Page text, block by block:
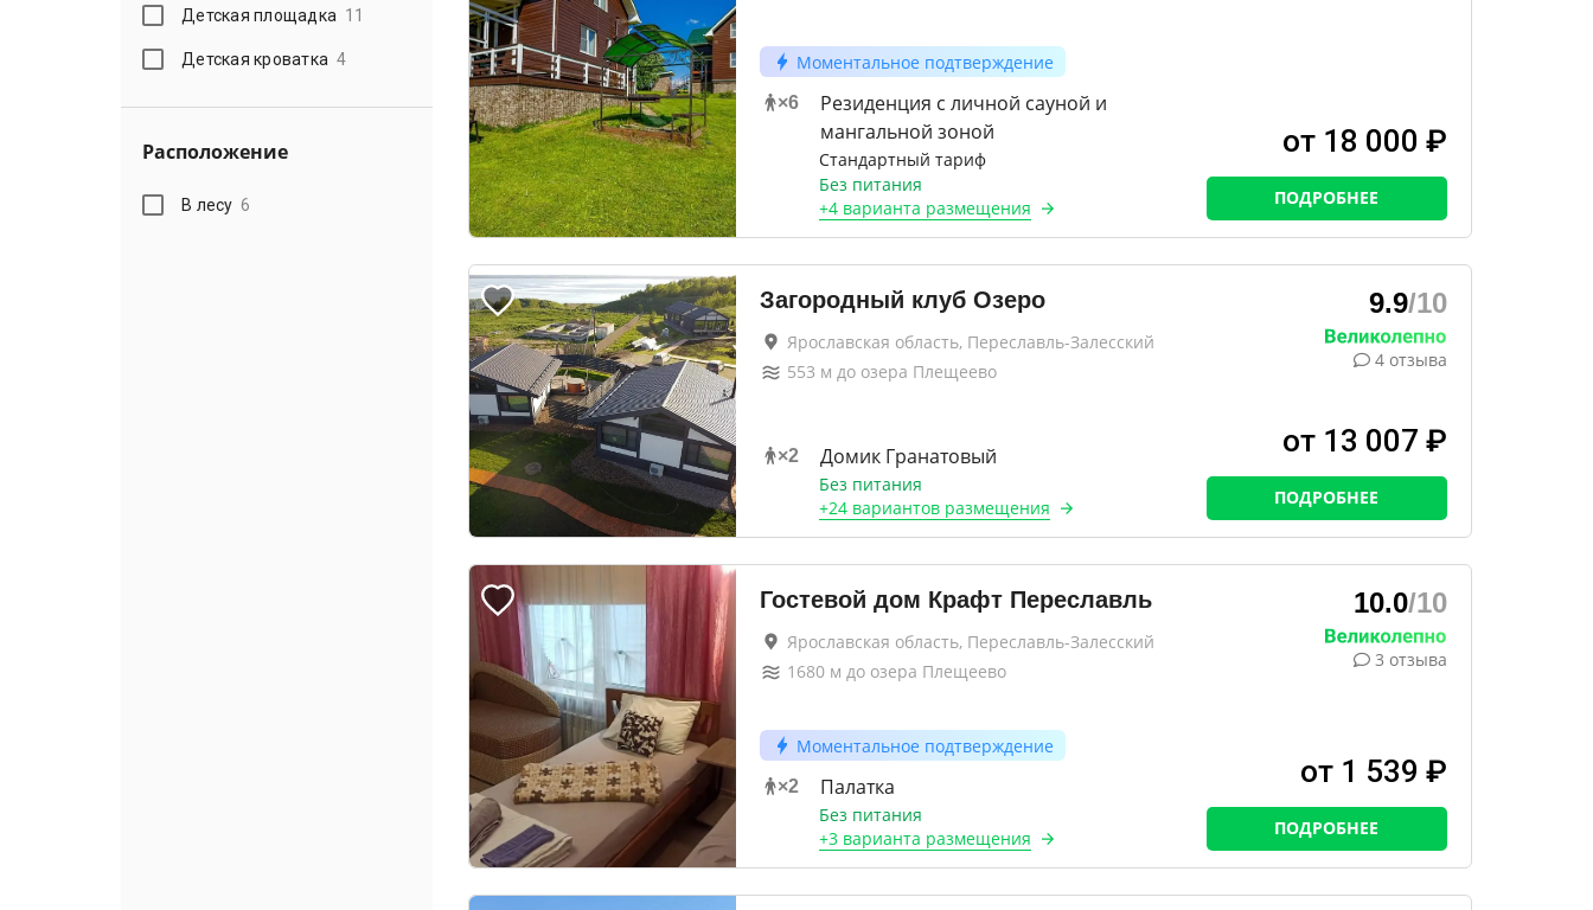
Детская площадка 11
Детская кроватка 4
Расположение
В лесу 6
Моментальное подтверждение
×6
Резиденция с личной сауной и
мангальной зоной
Стандартный тариф
Без питания
+4 варианта размещения
от 18 000 ₽
ПОДРОБНЕЕ
Загородный клуб Озеро
Ярославская область, Переславль-Залесский
553 м до озера Плещеево
×2 Домик Гранатовый
Без питания
+24 вариантовразмещения
9.9/10
4 отзыва
от 13 007 ₽
ПОДРОБНЕЕ
Гостевой дом Крафт Переславль
Ярославская область, Переславль-Залесский
1680м до озера Плещеево
Моментальное подтверждение
×2 Палатка
Без питания
+3 варианта размещения
10.0/10
3 отзыва
от 1 539 ₽
ПОДРОБНЕЕ